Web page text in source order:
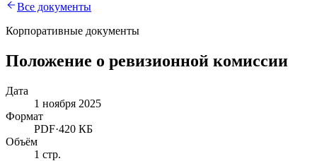
Все документы
Корпоративные документы
Положение о ревизионной комиссии
Дата
1 ноября 2025
Формат
PDF·420 КБ
Объём
1 стр.